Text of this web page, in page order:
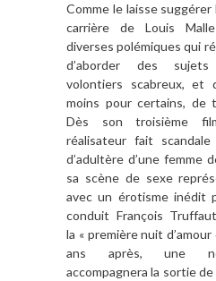
Comme le laisse
carrière de Louis
diverses polémiques qui
d’aborder des
volontiers scabreux, et
moins pour certains, de
Dès son troisième
réalisateur fait
d’adultère d’une femme
sa scène de sexe
avec un érotisme inédit
conduit François
la « première nuit d’amour
ans après, une
accompagnera la sortie de